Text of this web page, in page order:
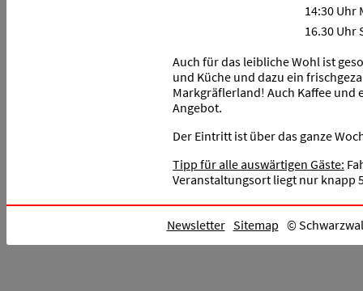
14:30 Uhr
16.30 Uhr
Auch für das leibliche Wohl ist
und Küche und dazu ein
Markgräflerland! Auch Kaffee und
Angebot.
Der Eintritt ist über das ganze
Tipp für alle auswärtigen Gäste:
Veranstaltungsort liegt nur knapp
Newsletter Sitemap ©